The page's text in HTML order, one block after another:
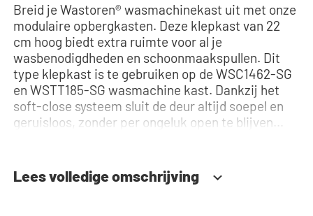
Breid je Wastoren® wasmachinekast uit met onze
modulaire opbergkasten. Deze klepkast van 22
cm hoog biedt extra ruimte voor al je
wasbenodigdheden en schoonmaakspullen. Dit
type klepkast is te gebruiken op de WSC1462-SG
en WSTT185-SG wasmachine kast. Dankzij het
soft-close systeem sluit de deur altijd soepel en
geruisloos, zonder per ongeluk open te blijven
configurator om je ideale wasmachinekast samen
te stellen. Ons team staat altijd voor je klaar via
Lees volledige omschrijving